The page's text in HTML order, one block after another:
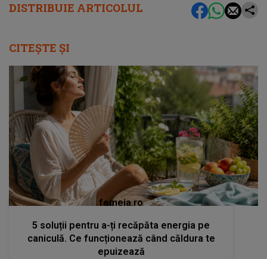
DISTRIBUIE ARTICOLUL
CITEȘTE ȘI
femeia.ro
5 soluții pentru a-ți recăpăta energia pe
caniculă. Ce funcționează când căldura te
epuizează